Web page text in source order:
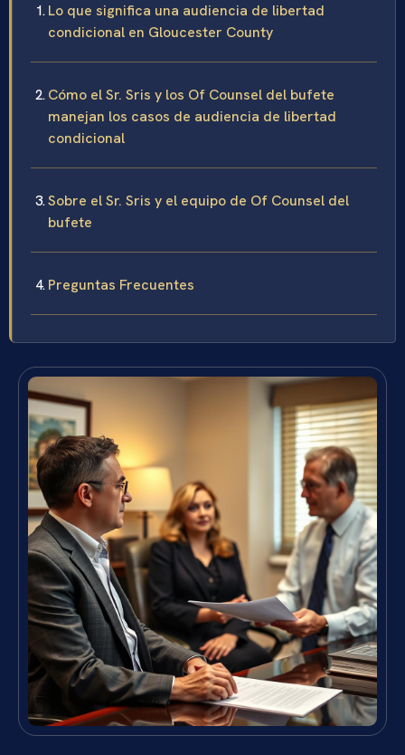
Lo que significa una audiencia de libertad
condicional en Gloucester County
Cómo el Sr. Sris y los Of Counsel del bufete
manejan los casos de audiencia de libertad
condicional
Sobre el Sr. Sris y el equipo de Of Counsel del
bufete
Preguntas Frecuentes